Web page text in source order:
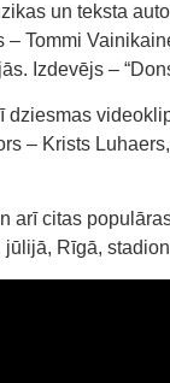
un teksta
– Tommi
Izdevējs –
dziesmas
– Krists
arī citas
Rīgā,